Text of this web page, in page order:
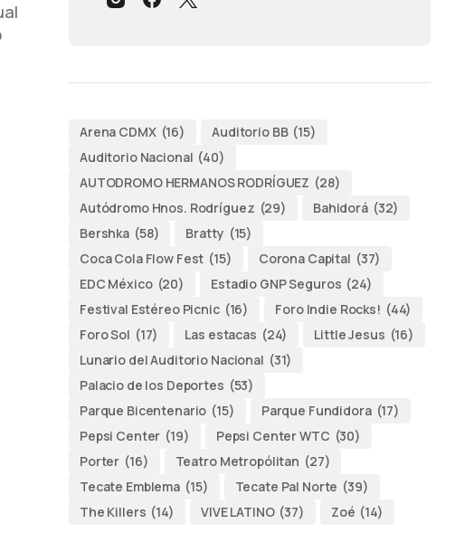
Arena CDMX (16) Auditorio BB (15)
Auditorio Nacional (40)
AUTODROMO HERMANOS RODRÍGUEZ (28)
Autódromo Hnos. Rodríguez (29) Bahidorá (32)
Bershka (58) Bratty (15)
Coca Cola Flow Fest (15) Corona Capital (37)
EDC México (20) Estadio GNP Seguros (24)
Festival Estéreo Picnic (16) Foro Indie Rocks! (44)
Foro Sol (17) Las estacas (24) Little Jesus (16)
Lunario del Auditorio Nacional (31)
Palacio de los Deportes (53)
Parque Bicentenario (15) Parque Fundidora (17)
Pepsi Center (19) Pepsi Center WTC (30)
Porter (16) Teatro Metropólitan (27)
Tecate Emblema (15) Tecate Pal Norte (39)
The Killers (14) VIVE LATINO (37) Zoé (14)